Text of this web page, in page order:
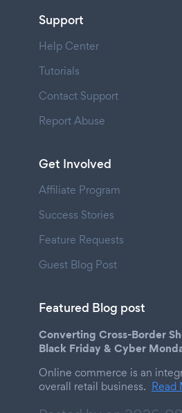
Support
Help Center
Tutorials
Contact Support
Report Abuse
Get Involved
Affiliate Program
Success Stories
Feature Requests
Guest Blog Post
Featured Blog post
Converting Cross-Border
Black Friday & Cyber
Online commerce is an
overall retail business. Read